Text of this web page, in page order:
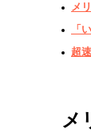
メ
「
超
メ